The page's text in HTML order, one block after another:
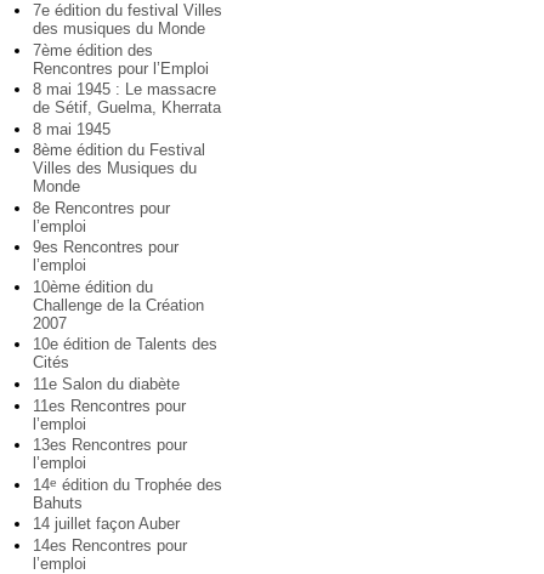
7e édition du festival Villes
des musiques du Monde
7ème édition des
Rencontres pour l’Emploi
8 mai 1945 : Le massacre
de Sétif, Guelma, Kherrata
8 mai 1945
8ème édition du Festival
Villes des Musiques du
Monde
8e Rencontres pour
l’emploi
9es Rencontres pour
l’emploi
10ème édition du
Challenge de la Création
2007
10e édition de Talents des
Cités
11e Salon du diabète
11es Rencontres pour
l’emploi
13es Rencontres pour
l’emploi
14e édition du Trophée des
Bahuts
14 juillet façon Auber
14es Rencontres pour
l’emploi